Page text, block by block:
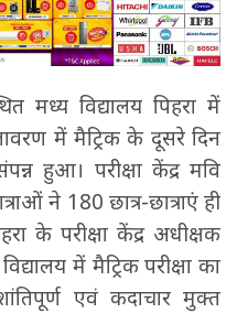
मध्य विद्यालय पिहरा में
में मैट्रिक के दूसरे दिन
हुआ। परीक्षा केंद्र मवि
ने 180 छात्र-छात्राएं ही
के परीक्षा केंद्र अधीक्षक
में मैट्रिक परीक्षा का
एवं कदाचार मुक्त